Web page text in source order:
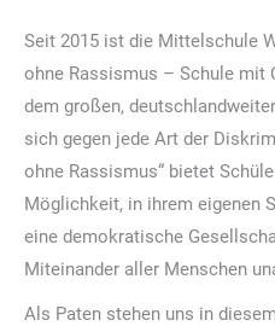
Seit 2015 ist die Mittelschule
ohne Rassismus – Schule mit
dem großen,
sich gegen jede Art der
ohne Rassismus“ bietet
Möglichkeit, in ihrem eigenen
eine demokratische
Miteinander aller Menschen
Als Paten stehen uns in